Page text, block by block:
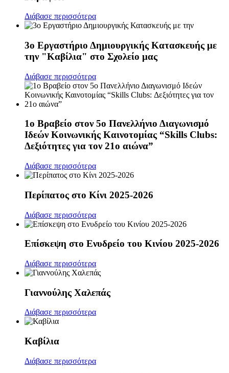
Διάβασε περισσότερα
3ο Εργαστήριο Δημιουργικής Κατασκευής με
την "Καβίλια" στο Σχολείο μας
Διάβασε περισσότερα
1ο Βραβείο στον 5ο Πανελλήνιο Διαγωνισμό
Ιδεών Κοινωνικής Καινοτομίας “Skills Clubs:
Δεξιότητες για τον 21ο αιώνα”
Διάβασε περισσότερα
Περίπατος στο Κίνι 2025-2026
Διάβασε περισσότερα
Επίσκεψη στο Ενυδρείο του Κινίου 2025-2026
Διάβασε περισσότερα
Γιαννούλης Χαλεπάς
Διάβασε περισσότερα
Καβίλια
Διάβασε περισσότερα